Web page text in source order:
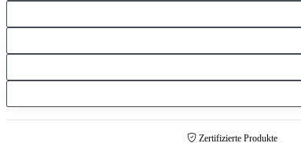
Zertifizierte Produkte